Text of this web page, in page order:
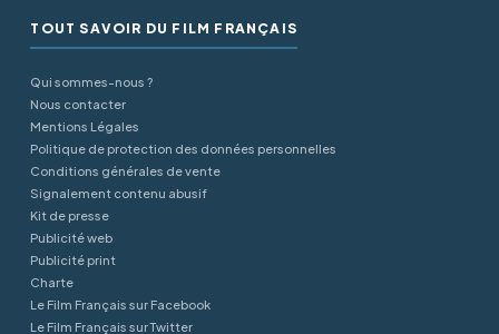
TOUT SAVOIR DU FILM FRANÇAIS
Qui sommes-nous ?
Nous contacter
Mentions Légales
Politique de protection des données personnelles
Conditions générales de vente
Signalement contenu abusif
Kit de presse
Publicité web
Publicité print
Charte
Le Film Français sur Facebook
Le Film Français sur Twitter